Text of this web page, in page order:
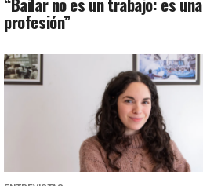
profesión”